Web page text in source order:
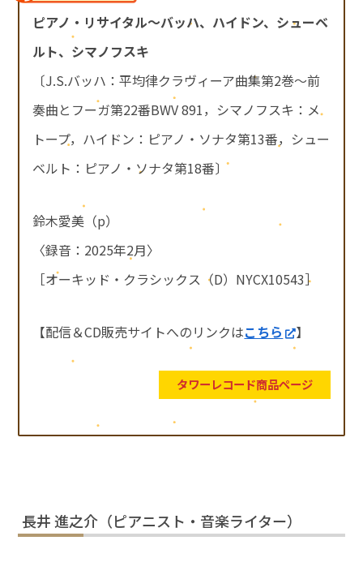
ピアノ・リサイタル～バッハ、ハイドン、シューベ
ルト、シマノフスキ
〔J.S.バッハ：平均律クラヴィーア曲集第2巻～前
奏曲とフーガ第22番BWV 891，シマノフスキ：メ
トープ，ハイドン：ピアノ・ソナタ第13番，シュー
ベルト：ピアノ・ソナタ第18番〕
鈴木愛美（p）
〈録音：2025年2月〉
［オーキッド・クラシックス（D）NYCX10543］
【配信＆CD販売サイトへのリンクはこちら 】
タワーレコード商品ページ
長井 進之介（ピアニスト・音楽ライター）